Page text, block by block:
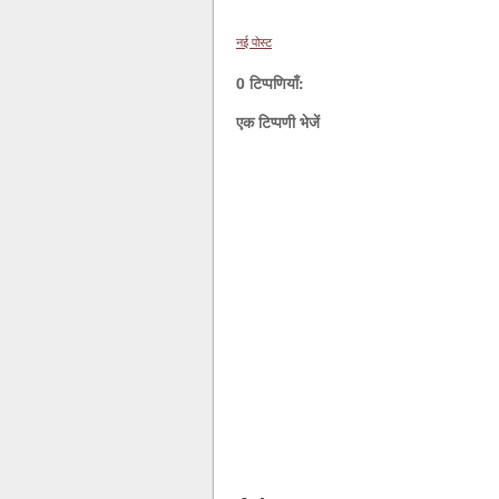
नई पोस्ट
0 टिप्पणियाँ:
एक टिप्पणी भेजें